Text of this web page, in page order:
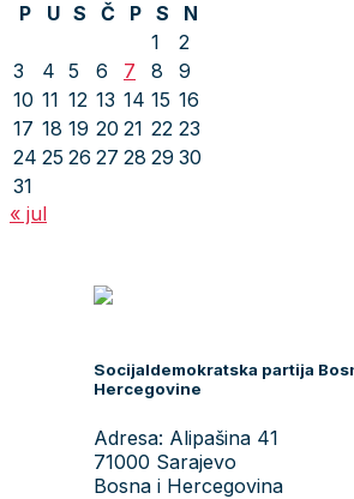
P
U S Č P S
N
1
2
3
4 5 6 7 8
9
10 11 12 13 14 15 16
17 18 19 20 21 22 23
24 25 26 27 28 29 30
31
« jul
Socijaldemokratska partija
Hercegovine
Adresa: Alipašina 41
71000 Sarajevo
Bosna i Hercegovina